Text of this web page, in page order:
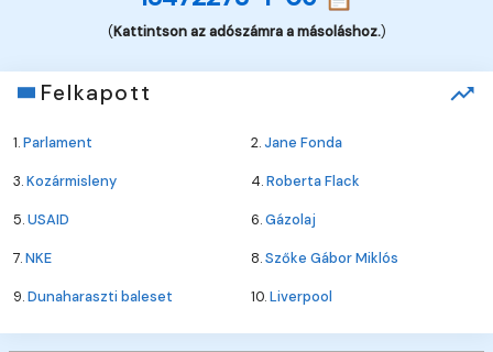
(Kattintson az adószámra a másoláshoz.)
Felkapott
1.Parlament 2.Jane Fonda
3.Kozármisleny 4.Roberta Flack
5.USAID 6.Gázolaj
7.NKE 8.Szőke Gábor Miklós
9.Dunaharaszti baleset 10.Liverpool